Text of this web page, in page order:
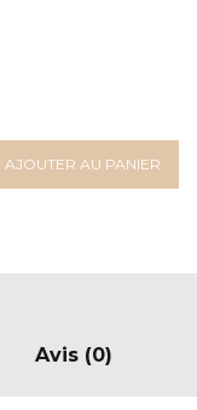
AJOUTER AU PANIER
Avis (0)